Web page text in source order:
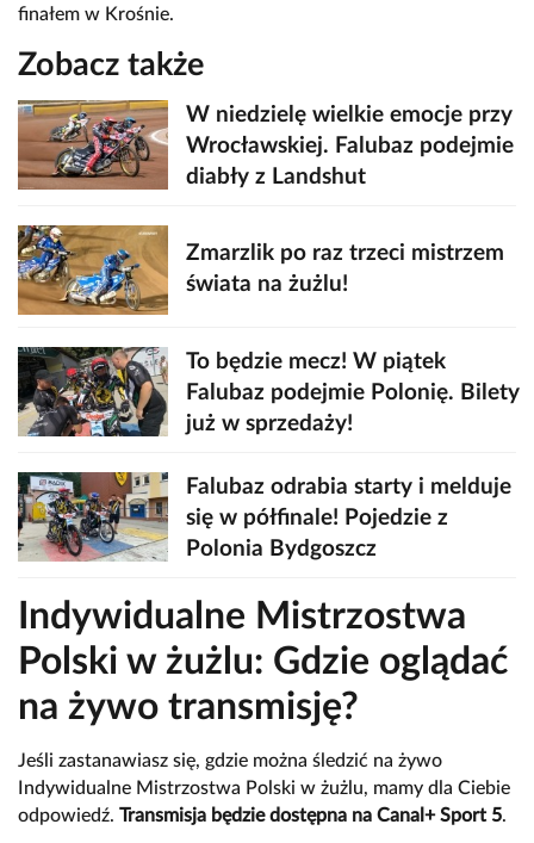
finałem w Krośnie.
Zobacz także
W niedzielę wielkie emocje przy
Wrocławskiej. Falubaz podejmie
diabły z Landshut
Zmarzlik po raz trzeci mistrzem
świata na żużlu!
To będzie mecz! W piątek
Falubaz podejmie Polonię. Bilety
już w sprzedaży!
Falubaz odrabia starty i melduje
się w półfinale! Pojedzie z
Polonia Bydgoszcz
Indywidualne Mistrzostwa
Polski w żużlu: Gdzie oglądać
na żywo transmisję?
Jeśli zastanawiasz się, gdzie można śledzić na żywo
Indywidualne Mistrzostwa Polski w żużlu, mamy dla Ciebie
odpowiedź. Transmisja będzie dostępna na Canal+ Sport 5.